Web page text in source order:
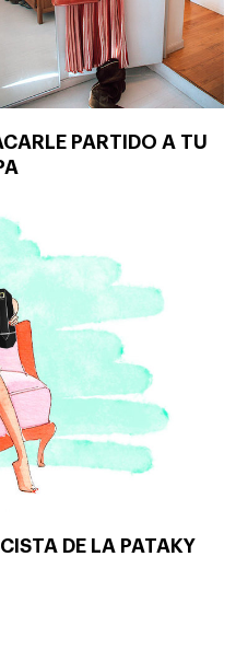
PARTIDO A TU
DE LA PATAKY